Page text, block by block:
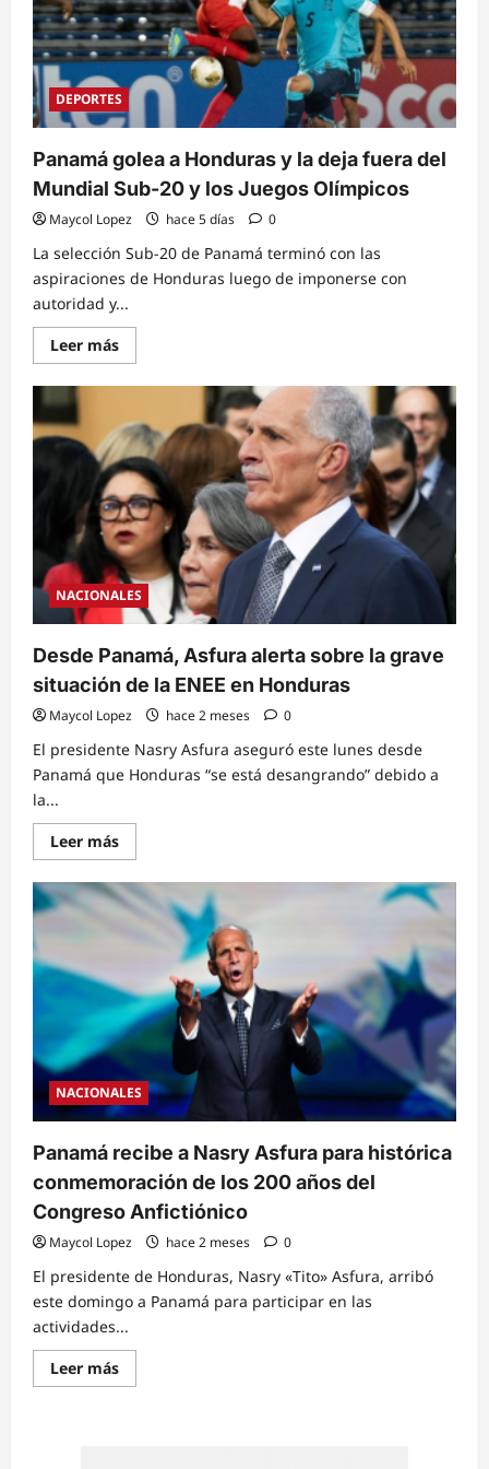
DEPORTES
Panamá golea a Honduras y la deja fuera del
Mundial Sub-20 y los Juegos Olímpicos
Maycol Lopez hace 5 días 0
La selección Sub-20 de Panamá terminó con las
aspiraciones de Honduras luego de imponerse con
autoridad y...
Leer másRead
more
Panamá
a
Honduras
y
la
deja
fuera
del
Mundial
Sub-
20
y
los
Juegos
Olímpicos
NACIONALES
Desde Panamá, Asfura alerta sobre la grave
situación de la ENEE en Honduras
Maycol Lopez hace 2 meses 0
El presidente Nasry Asfura aseguró este lunes desde
Panamá que Honduras “se está desangrando” debido a
la...
Leer másRead
more
Desde
Panamá,
Asfura
situación
de
la
ENEE
en
Honduras
NACIONALES
Panamá recibe a Nasry Asfura para histórica
conmemoración de los 200 años del
Congreso Anfictiónico
Maycol Lopez hace 2 meses 0
El presidente de Honduras, Nasry «Tito» Asfura, arribó
este domingo a Panamá para participar en las
actividades...
Leer másRead
more